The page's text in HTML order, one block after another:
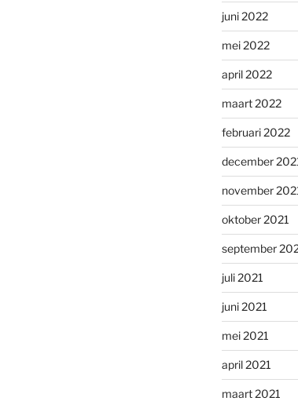
juni 2022
mei 2022
april 2022
maart 2022
februari 2022
december
november
oktober 2021
september
juli 2021
juni 2021
mei 2021
april 2021
maart 2021